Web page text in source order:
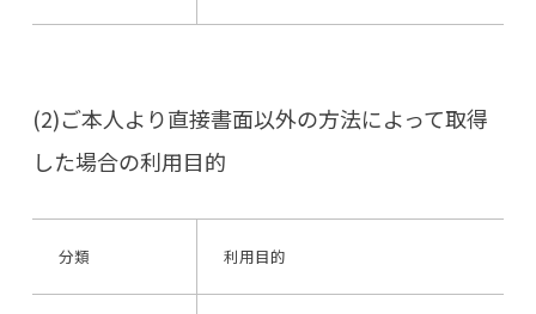
(2)ご本人より直接書面以外の方法によって取得
した場合の利用目的
分類 利用目的